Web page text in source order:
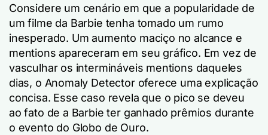
Considere um cenário em que a popularidade de
um filme da Barbie tenha tomado um rumo
inesperado. Um aumento maciço no alcance e
mentions apareceram em seu gráfico. Em vez de
vasculhar os intermináveis mentions daqueles
dias, o Anomaly Detector oferece uma explicação
concisa. Esse caso revela que o pico se deveu
ao fato de a Barbie ter ganhado prêmios durante
o evento do Globo de Ouro.